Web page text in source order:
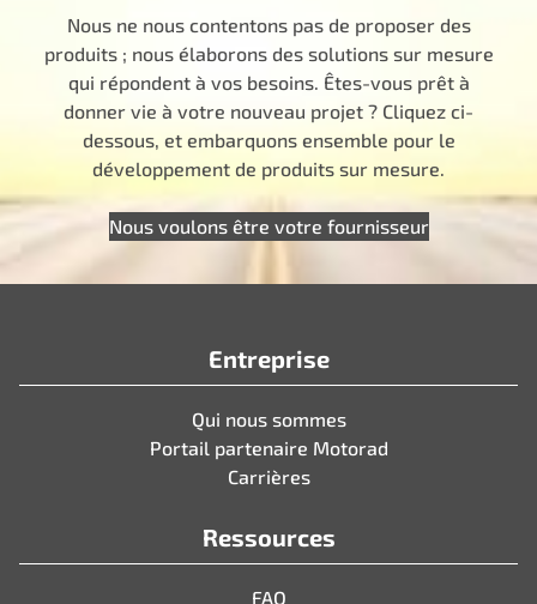
Nous ne nous contentons pas de proposer des
produits ; nous élaborons des solutions sur mesure
qui répondent à vos besoins. Êtes-vous prêt à
donner vie à votre nouveau projet ? Cliquez ci-
dessous, et embarquons ensemble pour le
développement de produits sur mesure.
Nous voulons être votre fournisseur
Entreprise
Qui nous sommes
Portail partenaire Motorad
Carrières
Ressources
FAQ